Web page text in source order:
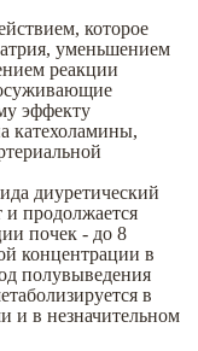
которое
уменьшением
реакции
эффекту
катехоламины,
диуретический
и продолжается
почек - до 8
концентрации в
полувыведения
в
и в незначительном